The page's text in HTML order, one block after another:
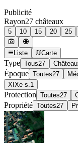
Publicité
Rayon27 châteaux
5 10 15 20 25
Liste Carte
Type Tous27
Époque Toutes27
XIXe s. 1
Protection Toutes27
Propriété Toutes27